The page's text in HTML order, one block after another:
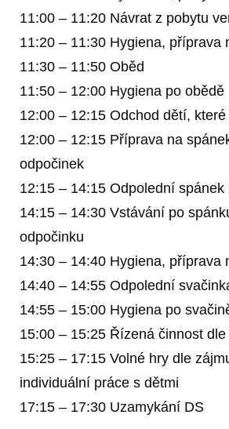
11:00 – 11:20 Návrat z pobytu
11:20 – 11:30 Hygiena, příprava
11:30 – 11:50 Oběd
11:50 – 12:00 Hygiena po obědě
12:00 – 12:15 Odchod dětí,
12:00 – 12:15 Příprava na
odpočinek
12:15 – 14:15 Odpolední
14:15 – 14:30 Vstávání po
odpočinku
14:30 – 14:40 Hygiena, příprava
14:40 – 14:55 Odpolední
14:55 – 15:00 Hygiena po
15:00 – 15:25 Řízená činnost
15:25 – 17:15 Volné hry dle
individuální práce s dětmi
17:15 – 17:30 Uzamykání DS